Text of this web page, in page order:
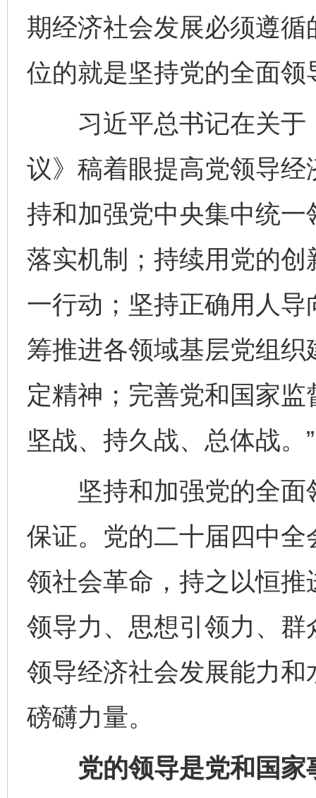
期经济社会发展必须遵循
位的就是坚持党的全面领
习近平总书记在关于
议》稿着眼提高党领导
持和加强党中央集中统
落实机制；持续用党的
一行动；坚持正确用人
筹推进各领域基层党组
定精神；完善党和国家
坚战、持久战、总体战。”
坚持和加强党的全面
保证。党的二十届四中
领社会革命，持之以恒
领导力、思想引领力、
领导经济社会发展能力
磅礴力量。
党的领导是党和国家